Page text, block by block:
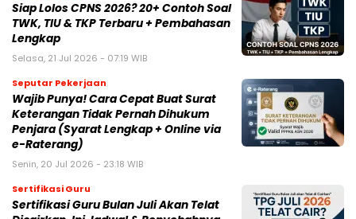
Siap Lolos CPNS 2026? 20+ Contoh Soal
TWK, TIU & TKP Terbaru + Pembahasan
Lengkap
Selasa, 21 Jul 2026 - 07:19 WIB
Seputar Pekerjaan
Wajib Punya! Cara Cepat Buat Surat
Keterangan Tidak Pernah Dihukum
Penjara (Syarat Lengkap + Online via
e-Raterang)
Senin, 20 Jul 2026 - 23:18 WIB
Sertifikasi Guru
Sertifikasi Guru Bulan Juli Akan Telat